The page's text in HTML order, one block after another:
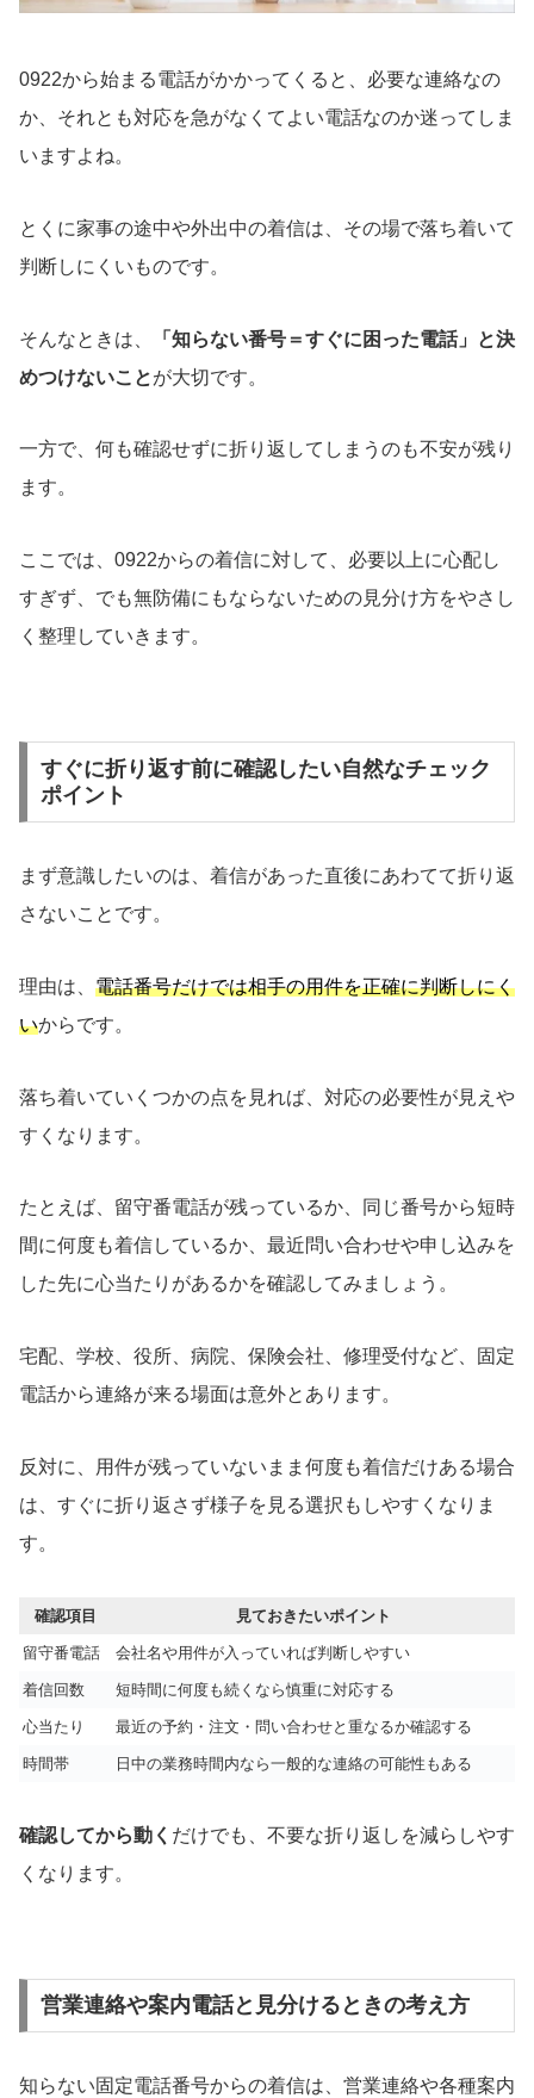
0922から始まる電話がかかってくると、必要な連絡なの
か、それとも対応を急がなくてよい電話なのか迷ってしま
いますよね。
とくに家事の途中や外出中の着信は、その場で落ち着いて
判断しにくいものです。
そんなときは、
「知らない番号＝すぐに困った電話」と決
めつけないことが大切です。
一方で、何も確認せずに折り返してしまうのも不安が残り
ます。
ここでは、0922からの着信に対して、必要以上に心配し
すぎず、でも無防備にもならないための見分け方をやさし
く整理していきます。
すぐに折り返す前に確認したい自然なチェック
ポイント
まず意識したいのは、着信があった直後にあわてて折り返
さないことです。
理由は、 電話番号だけでは相手の用件を正確に判断しにく
いからです。
落ち着いていくつかの点を見れば、対応の必要性が見えや
すくなります。
たとえば、留守番電話が残っているか、同じ番号から短時
間に何度も着信しているか、最近問い合わせや申し込みを
した先に心当たりがあるかを確認してみましょう。
宅配、学校、役所、病院、保険会社、修理受付など、固定
電話から連絡が来る場面は意外とあります。
反対に、用件が残っていないまま何度も着信だけある場合
は、すぐに折り返さず様子を見る選択もしやすくなりま
す。
確認項目 見ておきたいポイント
留守番電話 会社名や用件が入っていれば判断しやすい
着信回数 短時間に何度も続くなら慎重に対応する
心当たり 最近の予約・注文・問い合わせと重なるか確認する
時間帯 日中の業務時間内なら一般的な連絡の可能性もある
確認してから動く だけでも、不要な折り返しを減らしやす
くなります。
営業連絡や案内電話と見分けるときの考え方
知らない固定電話番号からの着信は、営業連絡や各種案内